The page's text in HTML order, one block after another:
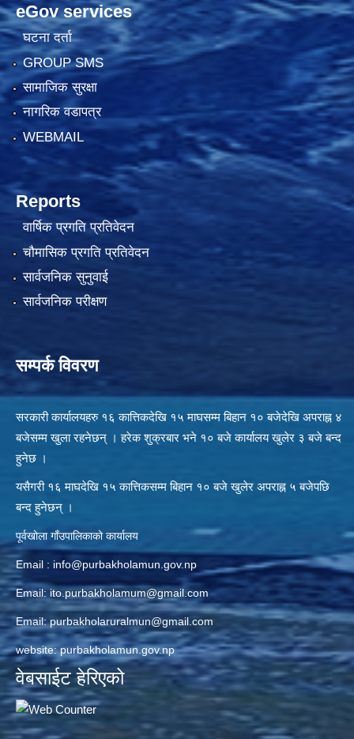
eGov services
घटना दर्ता
GROUP SMS
सामाजिक सुरक्षा
नागरिक वडापत्र
WEBMAIL
Reports
वार्षिक प्रगति प्रतिवेदन
चौमासिक प्रगति प्रतिवेदन
सार्वजनिक सुनुवाई
सार्वजनिक परीक्षण
सम्पर्क विवरण
सरकारी कार्यालयहरु १६ कात्तिकदेखि १५ माघसम्म बिहान १० बजेदेखि अपराह्न ४
बजेसम्म खुला रहनेछन् । हरेक शुक्रबार भने १० बजे कार्यालय खुलेर ३ बजे बन्द
हुनेछ ।
यसैगरी १६ माघदेखि १५ कात्तिकसम्म बिहान १० बजे खुलेर अपराह्न ५ बजेपछि
बन्द हुनेछन् ।
पूर्वखोला गाँउपालिकाको कार्यालय
Email : info@purbakholamun.gov.np
Email: ito.purbakholamum@gmail.com
Email:purbakholaruralmun@gmail.com
website: purbakholamun.gov.np
वेबसाईट हेरिएको